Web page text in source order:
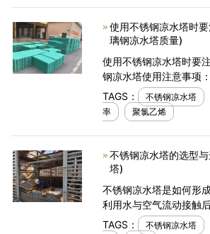
使用不锈钢凉水塔时
璃钢凉水塔质量)
使用不锈钢凉水塔时要
钢凉水塔使用注意事项
定期检查风车减速机V型
以5-6天位周期。如果松
螺栓重新适当锁
TAGS： 不锈钢凉水塔
率
聚氯乙烯
不锈钢凉水塔的选型
塔)
不锈钢凉水塔是如何形成的？ 不锈钢
利用水与空气流动接触
汽，蒸汽挥发带走热量
TAGS： 不锈钢凉水塔